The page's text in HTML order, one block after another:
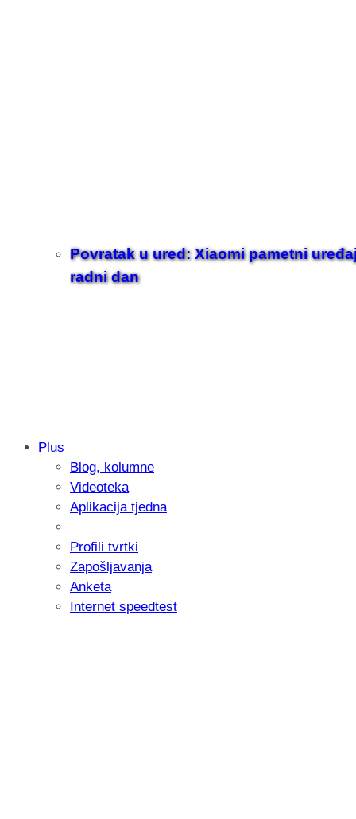
Povratak u ured: Xiaomi pametni
radni dan
Samsung otkrio kako je nastajala
donijelo tanje i izdržljivije preklopne
Plus
Blog, kolumne
Videoteka
Aplikacija tjedna
Profili tvrtki
Zapošljavanja
Anketa
Internet speedtest